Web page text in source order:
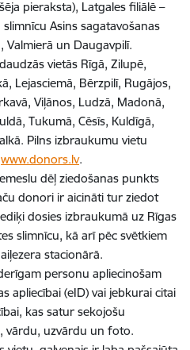
pieraksta), Latgales filiālē –
Asins sagatavošanas
Valmierā un Daugavpilī.
vietās Rīgā, Zilupē,
Lejasciemā, Bērzpilī, Rugājos,
Viļānos, Ludzā, Madonā,
Tukumā, Cēsīs, Kuldīgā,
Pilns izbraukumu vietu
www.donors.lv.
dēļ ziedošanas punkts
donori ir aicināti tur ziedot
dosies izbraukumā uz Rīgas
slimnīcu, kā arī pēc svētkiem
stacionārā.
personu apliecinošam
apliecībai (eID) vai jebkurai citai
kas satur sekojošu
vārdu, uzvārdu un foto.